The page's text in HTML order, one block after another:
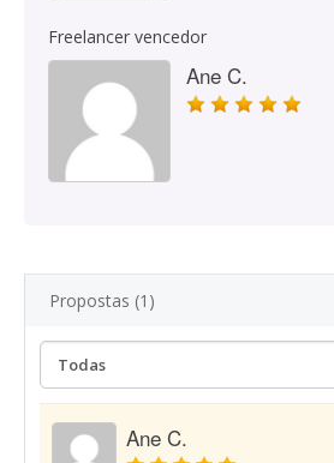
Freelancer vencedor
Ane C.
Propostas (1)
Ane C.